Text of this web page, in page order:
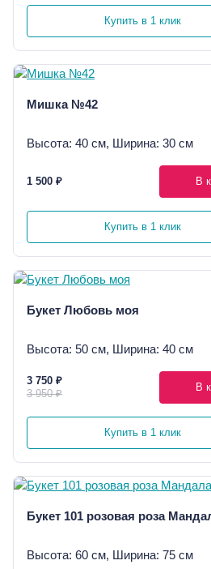
Купить в 1 клик
Мишка №42
Высота: 40 см, Ширина: 30 см
1 500 ₽ В
Купить в 1 клик
Букет Любовь моя
Высота: 50 см, Ширина: 40 см
3 750 ₽
3 950 ₽
В
Купить в 1 клик
Букет 101 розовая роза
Высота: 60 см, Ширина: 75 см